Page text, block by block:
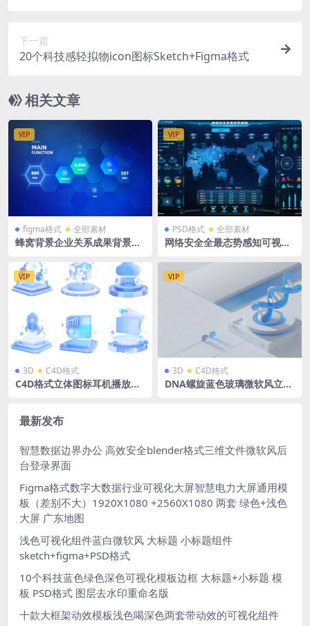
下一篇
20个科技感轻拟物icon图标Sketch+Figma格式
相关文章
VIP
figma格式 全部素材
蜂窝背景企业关系成果背景墙
落地页网页背景fig格式
VIP
PSD格式 全部素材
网络安全全最态势感知可视化
VIP
3D C4D格式
C4D格式立体图标耳机播放器
VIP
3D C4D格式
DNA螺旋蓝色玻璃微软风立体
最新发布
智慧数据边界办公 高效安全blender格式三维文件微软风后
台登录界面
Figma格式数字大数据行业可视化大屏智慧电力大屏通用模
板（差别不大）1920X1080 +2560X1080 两套 绿色+浅色
大屏 广东地图
浅色可视化组件蓝白微软风 大标题 小标题组件
sketch+figma+PSD格式
10个科技蓝色绿色深色可视化模板边框 大标题+小标题 模
板 PSD格式 图层去水印重命名版
十款大框架动效模板浅色喝深色两套带动效的可视化组件